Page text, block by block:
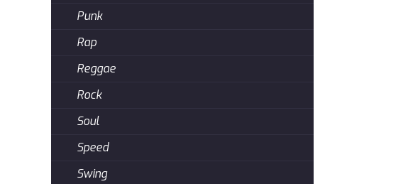
Punk
Rap
Reggae
Rock
Soul
Speed
Swing